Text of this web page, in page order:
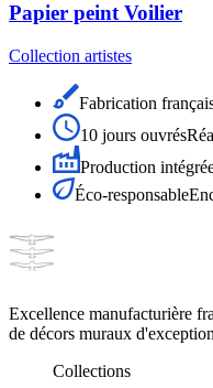
Papier peint Voilier
Collection artistes
Fabrication
10 jours ouvrés
Production
Éco-responsable
Excellence manufacturière
de décors muraux
Collections